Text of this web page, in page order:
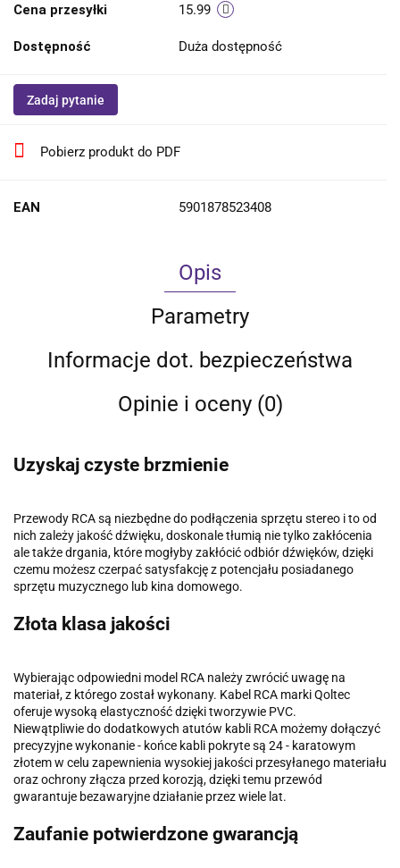
Cena przesyłki 15.99
Dostępność Duża dostępność
Zadaj pytanie
Pobierz produkt do PDF
EAN 5901878523408
Opis
Parametry
Informacje dot. bezpieczeństwa
Opinie i oceny (0)
Uzyskaj czyste brzmienie
Przewody RCA są niezbędne do podłączenia sprzętu stereo i to od
nich zależy jakość dźwięku, doskonale tłumią nie tylko zakłócenia
ale także drgania, które mogłyby zakłócić odbiór dźwięków, dzięki
czemu możesz czerpać satysfakcję z potencjału posiadanego
sprzętu muzycznego lub kina domowego.
Złota klasa jakości
Wybierając odpowiedni model RCA należy zwrócić uwagę na
materiał, z którego został wykonany. Kabel RCA marki Qoltec
oferuje wysoką elastyczność dzięki tworzywie PVC.
Niewątpliwie do dodatkowych atutów kabli RCA możemy dołączyć
precyzyjne wykonanie - końce kabli pokryte są 24 - karatowym
złotem w celu zapewnienia wysokiej jakości przesyłanego materiału
oraz ochrony złącza przed korozją, dzięki temu przewód
gwarantuje bezawaryjne działanie przez wiele lat.
Zaufanie potwierdzone gwarancją